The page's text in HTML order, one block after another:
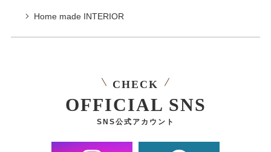
Home made INTERIOR
CHECK
OFFICIAL SNS
SNS公式アカウント